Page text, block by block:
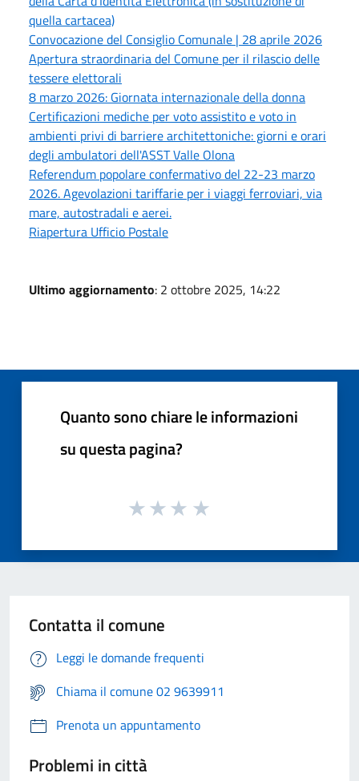
quella cartacea)
Convocazione del Consiglio Comunale | 28 aprile 2026
Apertura straordinaria del Comune per il rilascio delle
tessere elettorali
8 marzo 2026: Giornata internazionale della donna
Certificazioni mediche per voto assistito e voto in
ambienti privi di barriere architettoniche: giorni e orari
degli ambulatori dell'ASST Valle Olona
Referendum popolare confermativo del 22-23 marzo
2026. Agevolazioni tariffarie per i viaggi ferroviari, via
mare, autostradali e aerei.
Riapertura Ufficio Postale
Ultimo aggiornamento: 2 ottobre 2025, 14:22
Quanto sono chiare le informazioni
su questa pagina?
Contatta il comune
Leggi le domande frequenti
Chiama il comune 02 9639911
Prenota un appuntamento
Problemi in città